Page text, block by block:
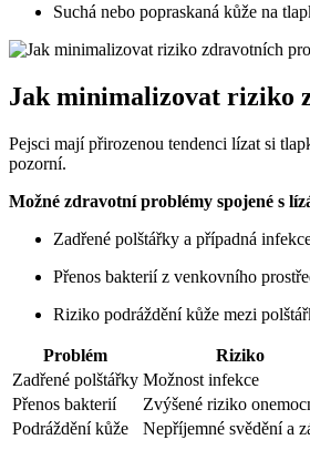
Suchá nebo popraskaná kůže na
Jak minimalizovat riziko
Pejsci mají přirozenou tendenci lízat si
pozorní.
Možné zdravotní problémy spojené s
Zadřené polštářky a případná
Přenos bakterií z venkovního
Riziko podráždění kůže mezi
Problém
Riziko
Zadřené polštářky Možnost infekce
Přenos bakterií
Zvýšené riziko
Podráždění kůže
Nepříjemné svědění a